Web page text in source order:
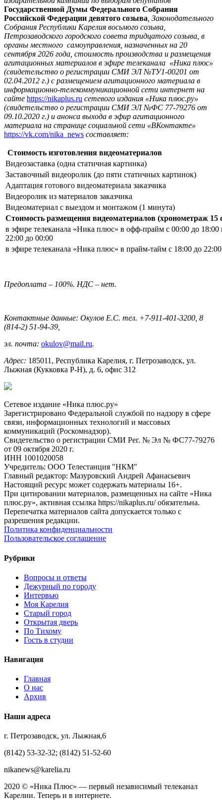
Государственной Думы Федерального Собрания
Российской Федерации девятого созыва Законодательного
Собрания Республики Карелия восьмого созыва,
Петрозаводского городского совета тридцатого созыва, в
органы местного самоуправления, назначенных на 20
сентября 2026 года, стоимость производства и размещения
агитационных материалов в эфире телеканала «Ника плюс»
(свидетельство о регистрации СМИ ЭЛ №ТУ1-00201 от
02.04.2012 г.) с размещением агитационного материала в
информационно-телекоммуникационной сети интернет на
сайте https://nikaplus.ru сетевого издания «Ника плюс.ру»
(свидетельство о регистрации СМИ ЭЛ №ФС 77-79276 от
09.10.2020 г.) и анонса выхода в эфир агитационного
материала на странице социальной сети «ВКонтакте»
https://vk.com/nika_news составляет:
Стоимость изготовления видеоматериалов
Видеозаставка (одна статичная картинка)
Заставочный видеоролик (до пяти статичных картинок)
Адаптация готового видеоматериала заказчика
Видеоролик из материалов заказчика
Видеоматериал с выездом и монтажом (1 минута)
Стоимость размещения видеоматериалов (хронометраж 15
в эфире телеканала «Ника плюс» в офф-прайм с 00:00 до 18:00
22:00 до 00:00
в эфире телеканала «Ника плюс» в прайм-тайм с 18:00 до 22:00
Предоплата – 100%. НДС – нет.
Контактные данные: Окулов Е.С. тел. +7-911-401-3200, 8
(814-2) 51-94-39,
эл. почта: okulov@mail.ru.
Адрес: 185011, Республика Карелия, г. Петрозаводск, ул.
Лыжная (Кукковка Р-Н), д. 6, офис 312
Сетевое издание «Ника плюс.ру»
Зарегистрировано Федеральной службой по надзору в сфере
связи, информационных технологий и массовых
коммуникаций (Роскомнадзор).
Свидетельство о регистрации СМИ Рег. № Эл № ФС77-79276
от 09 октября 2020 г.
ИНН 1001020058
Учредитель: ООО Телестанция "НКМ"
Главный редактор: Мазуровский Андрей Афанасьевич
Настоящий ресурс может содержать материалы 16+.
При цитировании материалов, размещенных на сайте «Ника
плюс.ру», активная ссылка https://nikaplus.ru/ обязательна.
Перепечатка материалов сайта допускается только с
разрешения редакции.
Политика конфиденциальности
Пользовательское соглашение
Рубрики
Вопросы и ответы
Дежурный по городу
Интервью
Моя Карелия
Старый город
Открытая дверь
По Тихому
Гость в студии
Навигация
Главная
О нас
Архив
Наши адреса
г. Петрозаводск, ул. Лыжная,6
(8142) 53-32-32; (8142) 51-52-60
nikanews@karelia.ru
2020 © «Ника Плюс» — первый независимый телеканал
Карелии. Теперь и в интернете.